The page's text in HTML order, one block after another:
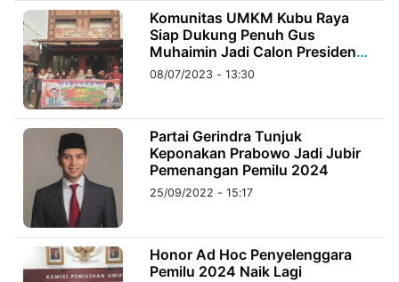
Kabarbaru.co
2026
PT.
Kabarbaru
Media
Holding
Komunitas UMKM Kubu Raya
Siap Dukung Penuh Gus
Muhaimin Jadi Calon Presiden
2024
08/07/2023 - 13:30
Partai Gerindra Tunjuk
Keponakan Prabowo Jadi Jubir
Pemenangan Pemilu 2024
25/09/2022 - 15:17
Honor Ad Hoc Penyelenggara
Pemilu 2024 Naik Lagi